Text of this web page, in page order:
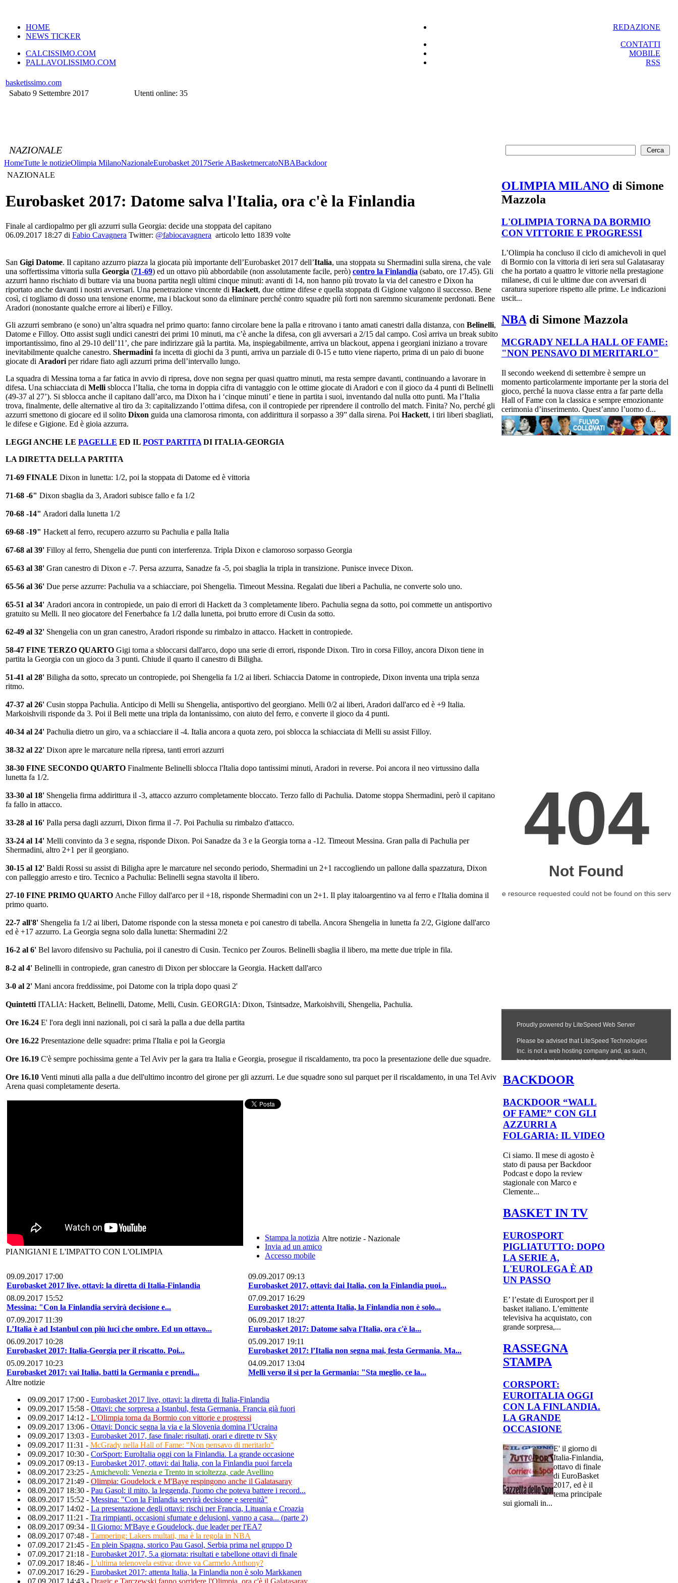
HOME
NEWS TICKER
CALCISSIMO.COM
PALLAVOLISSIMO.COM
REDAZIONE
CONTATTI
MOBILE
RSS
basketissimo.com
Sabato 9 Settembre 2017
Utenti online: 35
NAZIONALE
HomeTutte le notizieOlimpia MilanoNazionaleEurobasket 2017Serie ABasketmercatoNBABackdoor
NAZIONALE
Eurobasket 2017: Datome salva l'Italia, ora c'è la Finlandia
Finale al cardiopalmo per gli azzurri sulla Georgia: decide una stoppata del capitano
06.09.2017 18:27 di Fabio Cavagnera Twitter: @fabiocavagnera articolo letto 1839 volte
San Gigi Datome. Il capitano azzurro piazza la giocata più importante dell’Eurobasket 2017 dell’Italia, una stoppata su Shermadini sulla sirena, che vale
una soffertissima vittoria sulla Georgia (71-69) ed un ottavo più abbordabile (non assolutamente facile, però) contro la Finlandia (sabato, ore 17.45). Gli
azzurri hanno rischiato di buttare via una buona partita negli ultimi cinque minuti: avanti di 14, non hanno più trovato la via del canestro e Dixon ha
riportato anche davanti i nostri avversari. Una penetrazione vincente di Hackett, due ottime difese e quella stoppata di Gigione valgono il successo. Bene
così, ci togliamo di dosso una tensione enorme, ma i blackout sono da eliminare perché contro squadre più forti non saremmo sicuramente perdonati. Bene
Aradori (nonostante qualche errore ai liberi) e Filloy.
Gli azzurri sembrano (e sono) un’altra squadra nel primo quarto: fanno circolare bene la palla e ritrovano i tanto amati canestri dalla distanza, con Belinelli,
Datome e Filloy. Otto assist sugli undici canestri dei primi 10 minuti, ma c’è anche la difesa, con gli avversari a 2/15 dal campo. Così arriva un break subito
importantissimo, fino al 29-10 dell’11’, che pare indirizzare già la partita. Ma, inspiegabilmente, arriva un blackout, appena i georgiani iniziano a trovare
inevitabilmente qualche canestro. Shermadini fa incetta di giochi da 3 punti, arriva un parziale di 0-15 e tutto viene riaperto, prima di un paio di buone
giocate di Aradori per ridare fiato agli azzurri prima dell’intervallo lungo.
La squadra di Messina torna a far fatica in avvio di ripresa, dove non segna per quasi quattro minuti, ma resta sempre davanti, continuando a lavorare in
difesa. Una schiacciata di Melli sblocca l’Italia, che torna in doppia cifra di vantaggio con le ottime giocate di Aradori e con il gioco da 4 punti di Belinelli
(49-37 al 27’). Si sblocca anche il capitano dall’arco, ma Dixon ha i ‘cinque minuti’ e tiene in partita i suoi, inventando dal nulla otto punti. Ma l’Italia
trova, finalmente, delle alternative al tiro da 3: capitalizzando l’ottima difesa, con il contropiede per riprendere il controllo del match. Finita? No, perché gli
azzurri smettono di giocare ed il solito Dixon guida una clamorosa rimonta, con addirittura il sorpasso a 39” dalla sirena. Poi Hackett, i tiri liberi sbagliati,
le difese e Gigione. Ed è gioia azzurra.
LEGGI ANCHE LE PAGELLE ED IL POST PARTITA DI ITALIA-GEORGIA
LA DIRETTA DELLA PARTITA
71-69 FINALE Dixon in lunetta: 1/2, poi la stoppata di Datome ed è vittoria
71-68 -6" Dixon sbaglia da 3, Aradori subisce fallo e fa 1/2
70-68 -14" Aradori dalla lunetta 1/2
69-68 -19" Hackett al ferro, recupero azzurro su Pachulia e palla Italia
67-68 al 39' Filloy al ferro, Shengelia due punti con interferenza. Tripla Dixon e clamoroso sorpasso Georgia
65-63 al 38' Gran canestro di Dixon e -7. Persa azzurra, Sanadze fa -5, poi sbaglia la tripla in transizione. Punisce invece Dixon.
65-56 al 36' Due perse azzurre: Pachulia va a schiacciare, poi Shengelia. Timeout Messina. Regalati due liberi a Pachulia, ne converte solo uno.
65-51 al 34' Aradori ancora in contropiede, un paio di errori di Hackett da 3 completamente libero. Pachulia segna da sotto, poi commette un antisportivo
gratuito su Melli. Il neo giocatore del Fenerbahce fa 1/2 dalla lunetta, poi brutto errore di Cusin da sotto.
62-49 al 32' Shengelia con un gran canestro, Aradori risponde su rimbalzo in attacco. Hackett in contropiede.
58-47 FINE TERZO QUARTO Gigi torna a sbloccarsi dall'arco, dopo una serie di errori, risponde Dixon. Tiro in corsa Filloy, ancora Dixon tiene in
partita la Georgia con un gioco da 3 punti. Chiude il quarto il canestro di Biligha.
51-41 al 28' Biligha da sotto, sprecato un contropiede, poi Shengelia fa 1/2 ai liberi. Schiaccia Datome in contropiede, Dixon inventa una tripla senza
ritmo.
47-37 al 26' Cusin stoppa Pachulia. Anticipo di Melli su Shengelia, antisportivo del georgiano. Melli 0/2 ai liberi, Aradori dall'arco ed è +9 Italia.
Markoishvili risponde da 3. Poi il Beli mette una tripla da lontanissimo, con aiuto del ferro, e converte il gioco da 4 punti.
40-34 al 24' Pachulia dietro un giro, va a schiacciare il -4. Italia ancora a quota zero, poi sblocca la schiacciata di Melli su assist Filloy.
38-32 al 22' Dixon apre le marcature nella ripresa, tanti errori azzurri
38-30 FINE SECONDO QUARTO Finalmente Belinelli sblocca l'Italia dopo tantissimi minuti, Aradori in reverse. Poi ancora il neo virtussino dalla
lunetta fa 1/2.
33-30 al 18' Shengelia firma addirittura il -3, attacco azzurro completamente bloccato. Terzo fallo di Pachulia. Datome stoppa Shermadini, però il capitano
fa fallo in attacco.
33-28 al 16' Palla persa dagli azzurri, Dixon firma il -7. Poi Pachulia su rimbalzo d'attacco.
33-24 al 14' Melli convinto da 3 e segna, risponde Dixon. Poi Sanadze da 3 e la Georgia torna a -12. Timeout Messina. Gran palla di Pachulia per
Shermadini, altro 2+1 per il georgiano.
30-15 al 12' Baldi Rossi su assist di Biligha apre le marcature nel secondo periodo, Shermadini un 2+1 raccogliendo un pallone dalla spazzatura, Dixon
con palleggio arresto e tiro. Tecnico a Pachulia: Belinelli segna stavolta il libero.
27-10 FINE PRIMO QUARTO Anche Filloy dall'arco per il +18, risponde Shermadini con un 2+1. Il play italoargentino va al ferro e l'Italia domina il
primo quarto.
22-7 all'8' Shengelia fa 1/2 ai liberi, Datome risponde con la stessa moneta e poi canestro di tabella. Ancora Shengelia in lunetta fa 2/2, Gigione dall'arco
ed è +17 azzurro. La Georgia segna solo dalla lunetta: Shermadini 2/2
16-2 al 6' Bel lavoro difensivo su Pachulia, poi il canestro di Cusin. Tecnico per Zouros. Belinelli sbaglia il libero, ma mette due triple in fila.
8-2 al 4' Belinelli in contropiede, gran canestro di Dixon per sbloccare la Georgia. Hackett dall'arco
3-0 al 2' Mani ancora freddissime, poi Datome con la tripla dopo quasi 2'
Quintetti ITALIA: Hackett, Belinelli, Datome, Melli, Cusin. GEORGIA: Dixon, Tsintsadze, Markoishvili, Shengelia, Pachulia.
Ore 16.24 E' l'ora degli inni nazionali, poi ci sarà la palla a due della partita
Ore 16.22 Presentazione delle squadre: prima l'Italia e poi la Georgia
Ore 16.19 C'è sempre pochissima gente a Tel Aviv per la gara tra Italia e Georgia, prosegue il riscaldamento, tra poco la presentazione delle due squadre.
Ore 16.10 Venti minuti alla palla a due dell'ultimo incontro del girone per gli azzurri. Le due squadre sono sul parquet per il riscaldamento, in una Tel Aviv
Arena quasi completamente deserta.
PIANIGIANI E L'IMPATTO CON L'OLIMPIA
Stampa la notizia
Invia ad un amico
Accesso mobile
Altre notizie - Nazionale
09.09.2017 17:00
Eurobasket 2017 live, ottavi: la diretta di Italia-Finlandia
09.09.2017 09:13
Eurobasket 2017, ottavi: dai Italia, con la Finlandia puoi...
08.09.2017 15:52
Messina: "Con la Finlandia servirà decisione e...
07.09.2017 16:29
Eurobasket 2017: attenta Italia, la Finlandia non è solo...
07.09.2017 11:39
L’Italia è ad Istanbul con più luci che ombre. Ed un ottavo...
06.09.2017 18:27
Eurobasket 2017: Datome salva l'Italia, ora c'è la...
06.09.2017 10:28
Eurobasket 2017: Italia-Georgia per il riscatto. Poi...
05.09.2017 19:11
Eurobasket 2017: l’Italia non segna mai, festa Germania. Ma...
05.09.2017 10:23
Eurobasket 2017: vai Italia, batti la Germania e prendi...
04.09.2017 13:04
Melli verso il sì per la Germania: "Sta meglio, ce la...
Altre notizie
09.09.2017 17:00 - Eurobasket 2017 live, ottavi: la diretta di Italia-Finlandia
09.09.2017 15:58 - Ottavi: che sorpresa a Istanbul, festa Germania. Francia già fuori
09.09.2017 14:12 - L'Olimpia torna da Bormio con vittorie e progressi
09.09.2017 13:06 - Ottavi: Doncic segna la via e la Slovenia domina l’Ucraina
09.09.2017 13:03 - Eurobasket 2017, fase finale: risultati, orari e dirette tv Sky
09.09.2017 11:31 - McGrady nella Hall of Fame: "Non pensavo di meritarlo"
09.09.2017 10:30 - CorSport: EuroItalia oggi con la Finlandia. La grande occasione
09.09.2017 09:13 - Eurobasket 2017, ottavi: dai Italia, con la Finlandia puoi farcela
08.09.2017 23:25 - Amichevoli: Venezia e Trento in scioltezza, cade Avellino
08.09.2017 21:49 - Olimpia: Goudelock e M'Baye respingono anche il Galatasaray
08.09.2017 18:30 - Pau Gasol: il mito, la leggenda, l'uomo che poteva battere i record...
08.09.2017 15:52 - Messina: "Con la Finlandia servirà decisione e serenità"
08.09.2017 14:02 - La presentazione degli ottavi: rischi per Francia, Lituania e Croazia
08.09.2017 11:21 - Tra rimpianti, occasioni sfumate e delusioni, vanno a casa... (parte 2)
08.09.2017 09:34 - Il Giorno: M'Baye e Goudelock, due leader per l'EA7
08.09.2017 07:48 - Tampering: Lakers multati, ma è la regola in NBA
07.09.2017 21:45 - En plein Spagna, storico Pau Gasol, Serbia prima nel gruppo D
07.09.2017 21:18 - Eurobasket 2017, 5.a giornata: risultati e tabellone ottavi di finale
07.09.2017 18:46 - L'ultima telenovela estiva: dove va Carmelo Anthony?
07.09.2017 16:29 - Eurobasket 2017: attenta Italia, la Finlandia non è solo Markkanen
07.09.2017 14:43 - Dragic e Tarczewski fanno sorridere l'Olimpia, ora c'è il Galatasaray
OLIMPIA MILANO di Simone
Mazzola
L'OLIMPIA TORNA DA BORMIO
CON VITTORIE E PROGRESSI
L’Olimpia ha concluso il ciclo di amichevoli in quel
di Bormio con la vittoria di ieri sera sul Galatasaray
che ha portato a quattro le vittorie nella prestagione
milanese, di cui le ultime due con avversari di
caratura superiore rispetto alle prime. Le indicazioni
uscit...
NBA di Simone Mazzola
MCGRADY NELLA HALL OF FAME:
"NON PENSAVO DI MERITARLO"
Il secondo weekend di settembre è sempre un
momento particolarmente importante per la storia del
gioco, perché la nuova classe entra a far parte della
Hall of Fame con la classica e sempre emozionante
cerimonia d’inserimento. Quest’anno l’uomo d...
BACKDOOR
BACKDOOR “WALL
OF FAME” CON GLI
AZZURRI A
FOLGARIA: IL VIDEO
Ci siamo. Il mese di agosto è
stato di pausa per Backdoor
Podcast e dopo la review
stagionale con Marco e
Clemente...
BASKET IN TV
EUROSPORT
PIGLIATUTTO: DOPO
LA SERIE A,
L'EUROLEGA È AD
UN PASSO
E’ l’estate di Eurosport per il
basket italiano. L’emittente
televisiva ha acquistato, con
grande sorpresa,...
RASSEGNA
STAMPA
CORSPORT:
EUROITALIA OGGI
CON LA FINLANDIA.
LA GRANDE
OCCASIONE
E' il giorno di
Italia-Finlandia,
ottavo di finale
di EuroBasket
2017, ed è il
tema principale
sui giornali in...